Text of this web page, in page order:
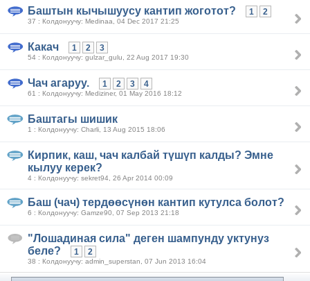
Баштын кычышуусу кантип жоготот? 1 2
37 : Колдонуучу: Medinaa, 04 Dec 2017 21:25
Какач 1 2 3
54 : Колдонуучу: gulzar_gulu, 22 Aug 2017 19:30
Чач агаруу. 1 2 3 4
61 : Колдонуучу: Mediziner, 01 May 2016 18:12
Баштагы шишик
1 : Колдонуучу: Charli, 13 Aug 2015 18:06
Кирпик, каш, чач калбай түшүп калды? Эмне
кылуу керек?
4 : Колдонуучу: sekret94, 26 Apr 2014 00:09
Баш (чач) тердөөсүнөн кантип кутулса болот?
6 : Колдонуучу: Gamze90, 07 Sep 2013 21:18
"Лошадиная сила" деген шампунду уктунуз
беле?
1 2
38 : Колдонуучу: admin_superstan, 07 Jun 2013 16:04